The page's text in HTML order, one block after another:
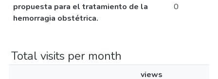
propuesta para el tratamiento de la
hemorragia obstétrica.
0
Total visits per month
views